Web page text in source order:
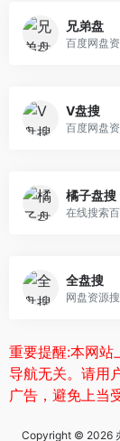
兄弟盘
百度网盘
V盘搜
百度网盘
橘子盘搜
在线搜索
全盘搜
网盘资源
重要提醒:本网站
导航无关。请用
广告，避免上当
Copyright © 2026